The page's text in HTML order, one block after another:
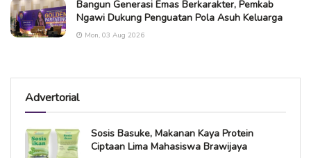
Bangun Generasi Emas Berkarakter, Pemkab
Ngawi Dukung Penguatan Pola Asuh Keluarga
Mon, 03 Aug 2026
Advertorial
Sosis Basuke, Makanan Kaya Protein
Ciptaan Lima Mahasiswa Brawijaya